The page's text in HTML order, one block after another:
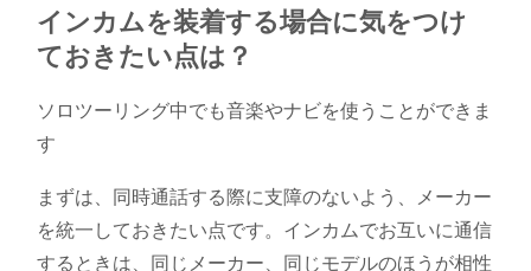
インカムを装着する場合に気をつけ
ておきたい点は？
ソロツーリング中でも音楽やナビを使うことができま
す
まずは、同時通話する際に支障のないよう、メーカー
を統一しておきたい点です。インカムでお互いに通信
するときは、同じメーカー、同じモデルのほうが相性